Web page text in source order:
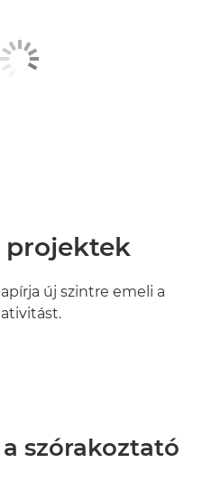
projektek
új szintre emeli a
szórakoztató